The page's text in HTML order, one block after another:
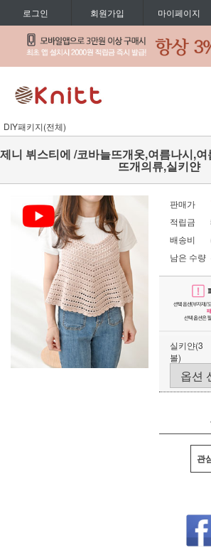
로그인 회원가입 마이페이지
DIY패키지(전체)
제니 뷔스티에 /코바늘뜨개옷,여름나시,
뜨개의류,실키얀
판매가
적립금
배송비
남은 수량
실키얀(3
볼)
관